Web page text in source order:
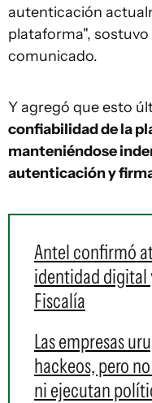
autenticación
plataforma",
comunicado.
Y agregó que esto
confiabilidad de la
manteniéndose
autenticación y
Antel confirmó
identidad digital
Fiscalía
Las empresas
hackeos, pero
ni ejecutan